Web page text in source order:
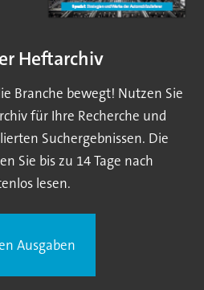
Heftarchiv
Branche bewegt! Nutzen Sie
für Ihre Recherche und
Suchergebnissen. Die
Sie bis zu 14 Tage nach
lesen.
Ausgaben